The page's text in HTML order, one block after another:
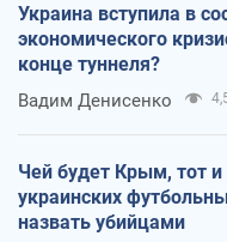
Украина вступила в
экономического
конце туннеля?
Вадим Денисенко
Чей будет Крым, тот и
украинских
назвать убийцами